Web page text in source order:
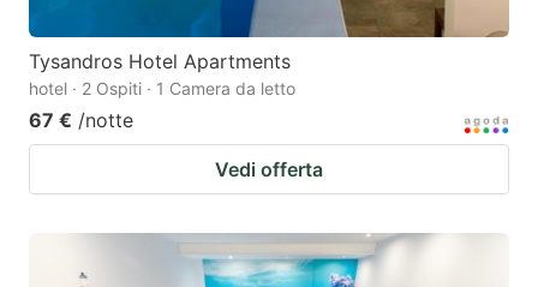
Tysandros Hotel Apartments
hotel · 2 Ospiti · 1 Camera da letto
67 € /notte
Vedi offerta